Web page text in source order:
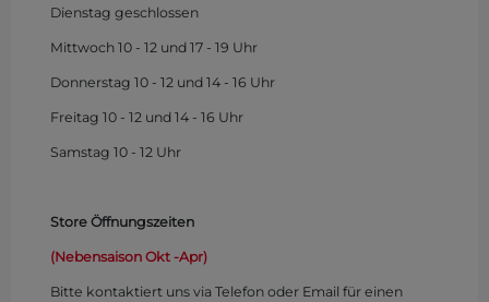
Dienstag geschlossen
Mittwoch 10 - 12 und 17 - 19 Uhr
Donnerstag 10 - 12 und 14 - 16 Uhr
Freitag 10 - 12 und 14 - 16 Uhr
Samstag 10 - 12 Uhr
Store Öffnungszeiten
(Nebensaison Okt -Apr)
Bitte kontaktiert uns via Telefon oder Email für einen